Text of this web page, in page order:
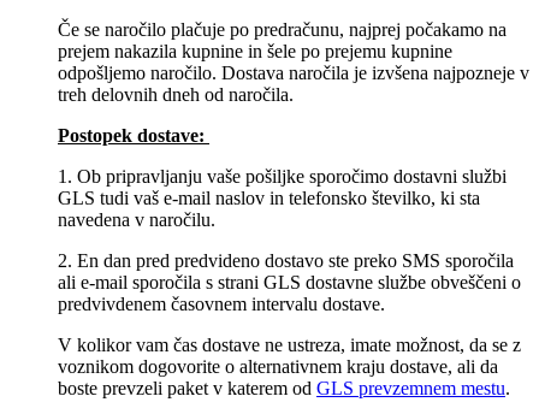
Če se naročilo plačuje po predračunu, najprej počakamo na
prejem nakazila kupnine in šele po prejemu kupnine
odpošljemo naročilo. Dostava naročila je izvšena najpozneje v
treh delovnih dneh od naročila.
Postopek dostave:
1. Ob pripravljanju vaše pošiljke sporočimo dostavni službi
GLS tudi vaš e-mail naslov in telefonsko številko, ki sta
navedena v naročilu.
2. En dan pred predvideno dostavo ste preko SMS sporočila
ali e-mail sporočila s strani GLS dostavne službe obveščeni o
predvivdenem časovnem intervalu dostave.
V kolikor vam čas dostave ne ustreza, imate možnost, da se z
voznikom dogovorite o alternativnem kraju dostave, ali da
boste prevzeli paket v katerem od GLS prevzemnem mestu.